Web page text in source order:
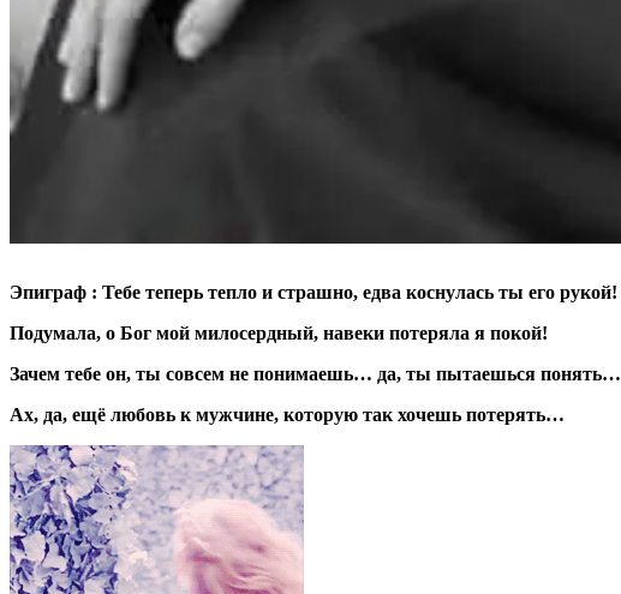
Эпиграф : Тебе теперь тепло и страшно, едва коснулась ты его рукой!
Подумала, о Бог мой милосердный, навеки потеряла я покой!
Зачем тебе он, ты совсем не понимаешь… да, ты пытаешься понять…
Ах, да, ещё любовь к мужчине, которую так хочешь потерять…